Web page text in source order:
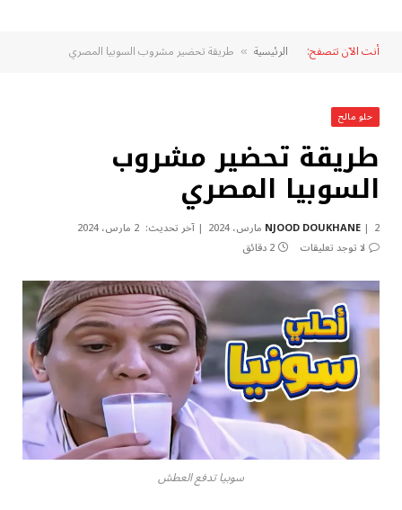
أنت الآن تتصفح: الرئيسية » طريقة تحضير مشروب السوبيا المصري
حلو مالح
طريقة تحضير مشروب
السوبيا المصري
NJOOD DOUKHANE 2 مارس، 2024 آخر تحديث: 2 مارس، 2024
لا توجد تعليقات
2 دقائق
سوبيا تدفع العطش